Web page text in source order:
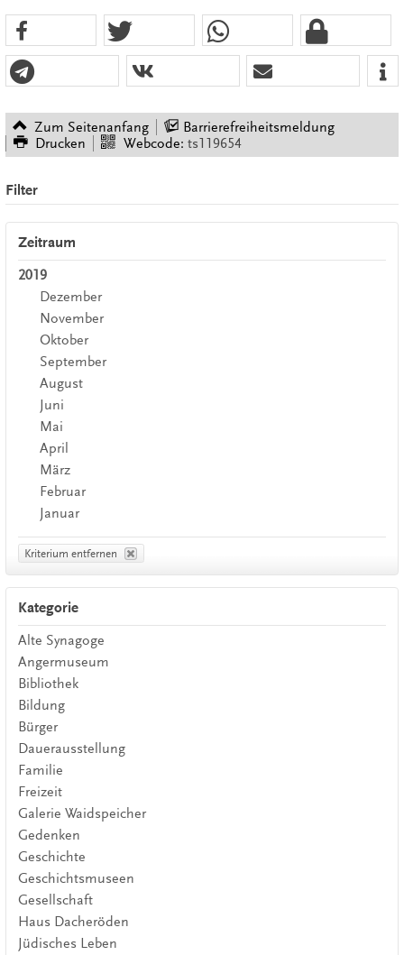
Zum Seitenanfang
Barrierefreiheitsmeldung
Drucken
Webcode: ts119654
Filter
Zeitraum
2019
Dezember
November
Oktober
September
August
Juni
Mai
April
März
Februar
Januar
Kriterium entfernen
Kategorie
Alte Synagoge
Angermuseum
Bibliothek
Bildung
Bürger
Dauerausstellung
Familie
Freizeit
Galerie Waidspeicher
Gedenken
Geschichte
Geschichtsmuseen
Gesellschaft
Haus Dacheröden
Jüdisches Leben